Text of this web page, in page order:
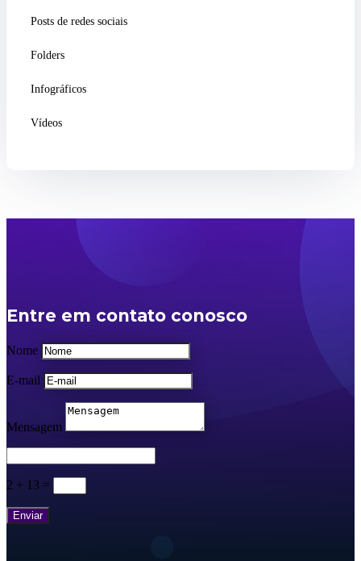
Posts de redes sociais
Folders
Infográficos
Vídeos
Entre em contato conosco
Nome
E-mail
Mensagem
2 + 13 =
Enviar